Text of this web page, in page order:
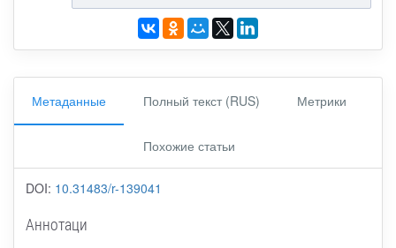
Метаданные Полный текст (RUS) Метрики
Похожие статьи
DOI: 10.31483/r-139041
Аннотаци